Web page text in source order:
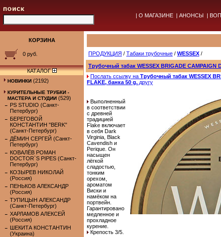
| О МАГАЗИНЕ | АНОНСЫ |
КОРЗИНА
0 руб.
КАТАЛОГ
НОВИНКИ (2192)
КУРИТЕЛЬНЫЕ ТРУБКИ -
МАСТЕРА И СТУДИИ (529)
PS STUDIO (Санкт-
Петербург)
БЕРЕГОВОЙ
КОНСТАНТИН "BERK"
(Санкт-Петербург)
ДЁМИН СЕРГЕЙ (Санкт-
Петербург)
КОВАЛЁВ РОМАН
DOCTOR`S PIPES (Санкт-
Петербург)
КОЗЫРЕВ НИКОЛАЙ
(Россия)
ПЕНЬКОВ АЛЕКСАНДР
(Россия)
ТУПИЦЫН АЛЕКСАНДР
(Санкт-Петербург)
ХАРЛАМОВ АЛЕКСЕЙ
(Россия)
ШЕКИТА КОНСТАНТИН
(Украина)
ПРОДУКЦИЯ / Табаки трубочные / WESSEX /
Трубочный табак WESSEX BRIGADE CAMPAIGN
Послать ссылку на Трубочный табак WESSEX
FLAKE, банка 50 g. другу
Выполненный
в соответствии
с древней
традицией
Flake включает
в себя Dark
Virginia, Black
Cavendish и
Perique. Он
насыщен
лёгкой
сладостью,
тонким
орехом,
ароматом
Виски и
намёком на
портвейн.
Гарантировано
медленное и
прохладное
курение.
Крепость 3/5.